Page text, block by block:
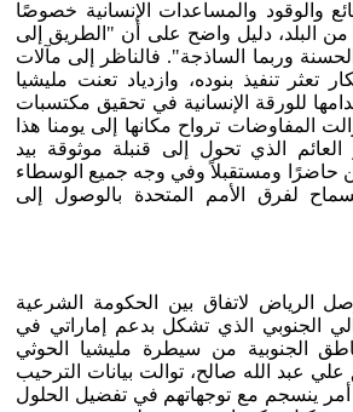
والوقود والمساعدات الإنسانية خصوصًا
البلد، دليل واضح على أن "الطريق إلى
وربما الساذجة". فالناظر إلى مآلات
تعثر تنفيذ بنوده، وازدياد تعنت مليشيا
للورقة الإنسانية في تحقيق مكتسبات
المفاوضات ترواح مكانها إلى يومنا هذا
الذي تحول إلى قنبلة موثوقة بيد
حاضرًا ومستقبلاً وفي وجه جميع الوسطاء
لفرق الأمم المتحدة بالوصول إلى
الرياض لاتفاق بين الحكومة الشرعية
الجنوبي الذي تشكل بدعم إماراتي في
الجنوبية من سيطرة مليشيا الحوثي
عبد الله صالح، توالت بيانات الترحيب
أمر ينسجم مع توجهاتهم في تفضيل الحلول